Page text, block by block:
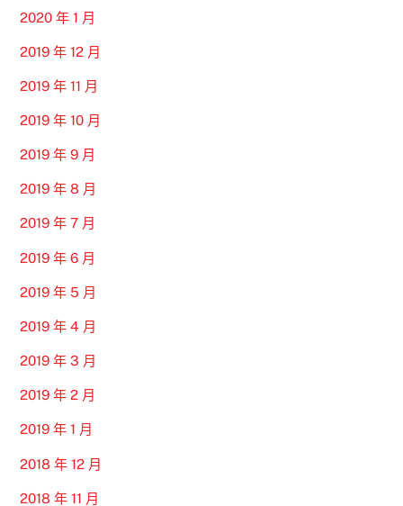
2020 年 1 月
2019 年 12 月
2019 年 11 月
2019 年 10 月
2019 年 9 月
2019 年 8 月
2019 年 7 月
2019 年 6 月
2019 年 5 月
2019 年 4 月
2019 年 3 月
2019 年 2 月
2019 年 1 月
2018 年 12 月
2018 年 11 月